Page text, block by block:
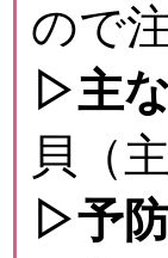
ので
▷主
貝（
▷予